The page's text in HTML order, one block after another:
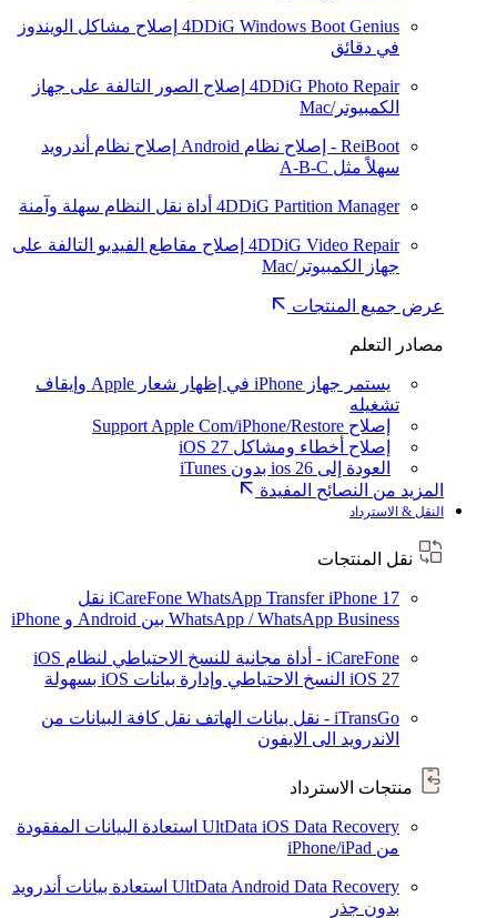
4DDiG Windows Boot Genius إصلاح مشاكل الويندوز
في دقائق
4DDiG Photo Repair إصلاح الصور التالفة على جهاز
الكمبيوتر/Mac
ReiBoot - إصلاح نظام Android
إصلاح نظام أندرويد
سهلاً مثل A-B-C
4DDiG Partition Manager أداة نقل النظام سهلة وآمنة
4DDiG Video Repair إصلاح مقاطع الفيديو التالفة على
جهاز الكمبيوتر/Mac
عرض جميع المنتجات
مصادر التعلم
يستمر جهاز iPhone في إظهار شعار Apple وإيقاف
تشغيله
إصلاح Support Apple Com/iPhone/Restore
إصلاح أخطاء ومشاكل iOS 27
العودة إلى ios 26 بدون iTunes
المزيد من النصائح المفيدة
النقل & الاسترداد
نقل المنتجات
iCareFone WhatsApp TransferiPhone 17
نقل
WhatsApp / WhatsApp Business بين Android و iPhone
iCareFone - أداة مجانية للنسخ الاحتياطي لنظام iOS
iOS 27 النسخ الاحتياطي وإدارة بيانات iOS بسهولة
iTransGo - نقل بيانات الهاتف
نقل كافة البيانات من
الاندرويد الى الايفون
منتجات الاسترداد
UltData iOS Data Recovery استعادة البيانات المفقودة
من iPhone/iPad
UltData Android Data Recovery استعادة بيانات أندرويد
بدون جذر